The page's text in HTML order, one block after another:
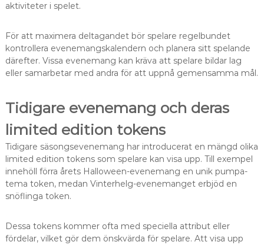
aktiviteter i spelet.
För att maximera deltagandet bör spelare regelbundet
kontrollera evenemangskalendern och planera sitt spelande
därefter. Vissa evenemang kan kräva att spelare bildar lag
eller samarbetar med andra för att uppnå gemensamma mål.
Tidigare evenemang och deras
limited edition tokens
Tidigare säsongsevenemang har introducerat en mängd olika
limited edition tokens som spelare kan visa upp. Till exempel
innehöll förra årets Halloween-evenemang en unik pumpa-
tema token, medan Vinterhelg-evenemanget erbjöd en
snöflinga token.
Dessa tokens kommer ofta med speciella attribut eller
fördelar, vilket gör dem önskvärda för spelare. Att visa upp